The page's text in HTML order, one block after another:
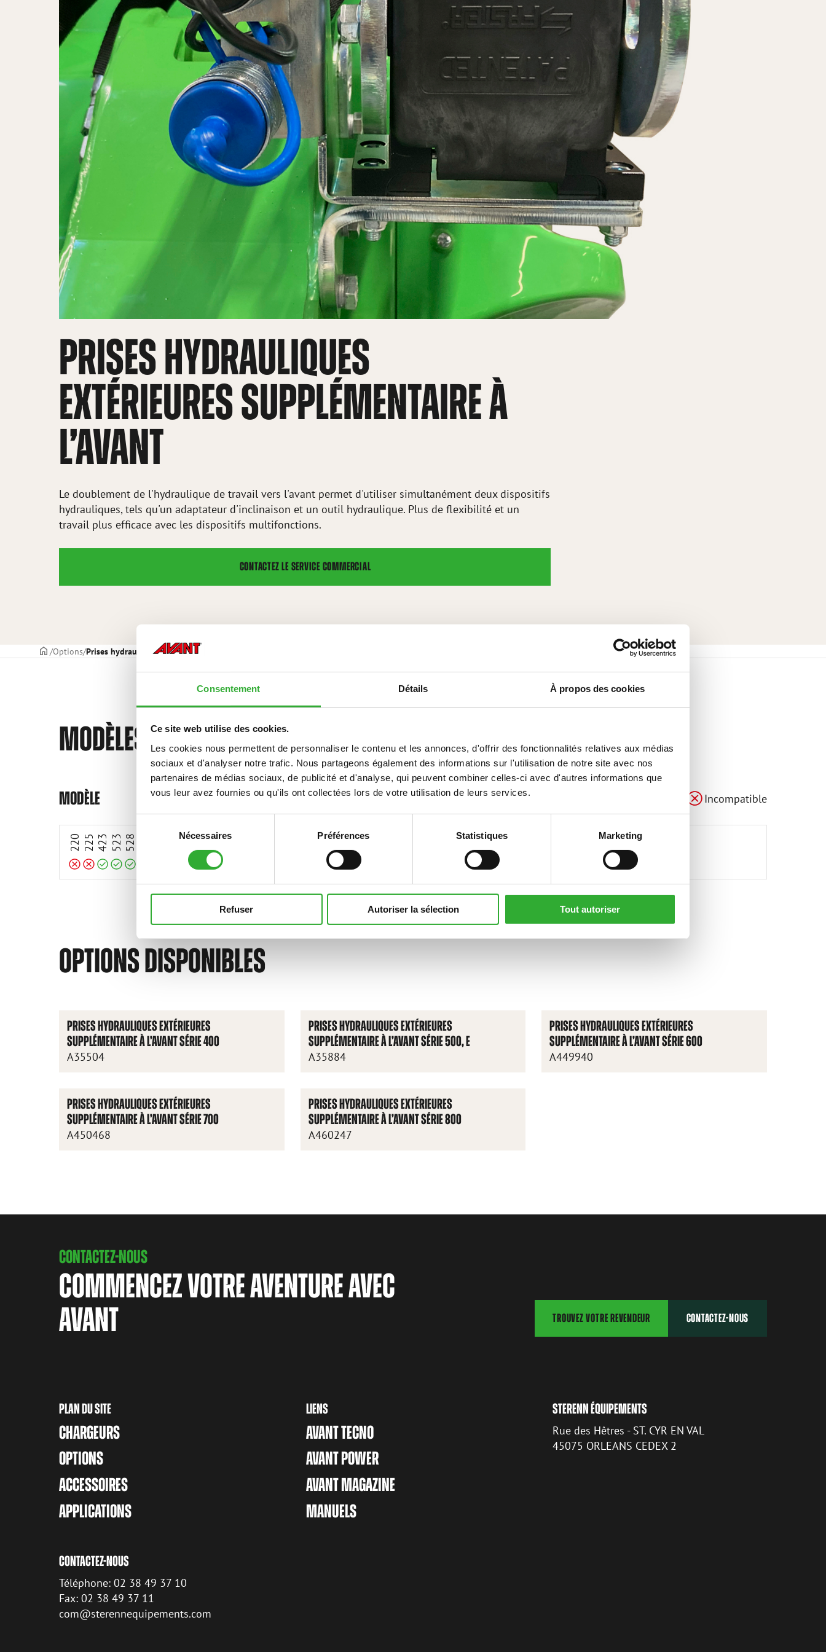
Consentement Détails À propos des cookies
Ce site web utilise des cookies.
Les cookies nous permettent de personnaliser le contenu et les annonces, d'offrir des fonctionnalités relatives aux médias
sociaux et d'analyser notre trafic. Nous partageons également des informations sur l'utilisation de notre site avec nos
partenaires de médias sociaux, de publicité et d'analyse, qui peuvent combiner celles-ci avec d'autres informations que
vous leur avez fournies ou qu'ils ont collectées lors de votre utilisation de leurs services.
consentement
Nécessaires Préférences Statistiques Marketing
Refuser Autoriser la sélection Tout autoriser
PRISES HYDRAULIQUES
EXTÉRIEURES SUPPLÉMENTAIRE À
L’AVANT
Le doublement de l'hydraulique de travail vers l'avant permet d'utiliser simultanément deux dispositifs
hydrauliques, tels qu'un adaptateur d'inclinaison et un outil hydraulique. Plus de flexibilité et un
travail plus efficace avec les dispositifs multifonctions.
CONTACTEZ LE SERVICE COMMERCIAL
PAGE DE COUVERTURE
Options Prises hydrauliques extérieures supplémentaire à l’avant
MODÈLES COMPATIBLES
MODÈLE Incompatible
220
Incompatible
225
Incompatible
423
compatible
523 528
compatiblecompatiblecompatiblecompatible
640
compatible
640i
compatible
645i
compatible
650i
compatiblecompatiblecompatiblecompatiblecompatiblecompatiblecompatible
845
compatible
850
compatible
855i
compatible
860i
compatiblecompatiblecompatiblecompatible
OPTIONS DISPONIBLES
PRISES HYDRAULIQUES EXTÉRIEURES
SUPPLÉMENTAIRE À L’AVANT SÉRIE 400
A35504
PRISES HYDRAULIQUES EXTÉRIEURES
SUPPLÉMENTAIRE À L’AVANT SÉRIE 500, E
A35884
PRISES HYDRAULIQUES EXTÉRIEURES
SUPPLÉMENTAIRE À L’AVANT SÉRIE 600
A449940
PRISES HYDRAULIQUES EXTÉRIEURES
SUPPLÉMENTAIRE À L’AVANT SÉRIE 700
A450468
PRISES HYDRAULIQUES EXTÉRIEURES
SUPPLÉMENTAIRE À L’AVANT SÉRIE 800
A460247
CONTACTEZ-NOUS
COMMENCEZ VOTRE AVENTURE AVEC
AVANT
TROUVEZ VOTRE REVENDEUR CONTACTEZ-NOUS
PLAN DU SITE
CHARGEURS
OPTIONS
ACCESSOIRES
APPLICATIONS
LIENS
AVANT TECNO
AVANT POWER
AVANT MAGAZINE
MANUELS
STERENN ÉQUIPEMENTS
Rue des Hêtres - ST. CYR EN VAL
45075 ORLEANS CEDEX 2
CONTACTEZ-NOUS
Téléphone: 02 38 49 37 10
Fax: 02 38 49 37 11
com@sterennequipements.com